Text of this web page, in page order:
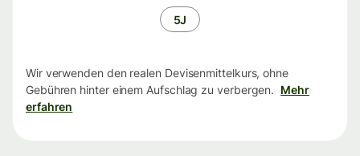
5J
Wir verwenden den realen Devisenmittelkurs, ohne
Gebühren hinter einem Aufschlag zu verbergen. Mehr
erfahren